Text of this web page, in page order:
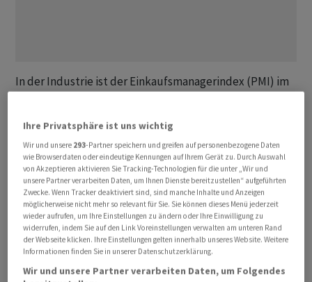
In der Industrie ist der Einkaufsmanagerindex (PMI) im
Nachrichtenagentur AWP befragte Ökonomen hatten
höhere Werte im Bereich von 42,0 bis 44,5 Zählern
prognostiziert.
Ein einzelner Monatswert sollte allerdings nicht
überinterpretiert werden, betonte die CS gleichzeitig.
Denn gerade in der Sommerferienzeit könnten auch
statistische Phänomene eine Rolle spielen.
Ihre Privatsphäre ist uns wichtig
Wir und unsere 293-Partner speichern und greifen auf personenbezogene Daten
wie Browserdaten oder eindeutige Kennungen auf Ihrem Gerät zu. Durch Auswahl
von Akzeptieren aktivieren Sie Tracking-Technologien für die unter „Wir und
unsere Partner verarbeiten Daten, um Ihnen Dienste bereitzustellen“ aufgeführten
Zwecke. Wenn Tracker deaktiviert sind, sind manche Inhalte und Anzeigen
möglicherweise nicht mehr so relevant für Sie. Sie können dieses Menü jederzeit
wieder aufrufen, um Ihre Einstellungen zu ändern oder Ihre Einwilligung zu
widerrufen, indem Sie auf den Link Voreinstellungen verwalten am unteren Rand
der Webseite klicken. Ihre Einstellungen gelten innerhalb unseres Website. Weitere
Informationen finden Sie in unserer Datenschutzerklärung.
Wir und unsere Partner verarbeiten Daten, um Folgendes